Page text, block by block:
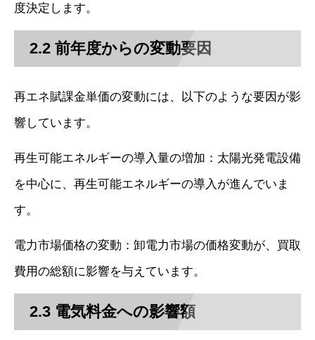
度決定します。
2.2 前年度からの変動要因
再エネ賦課金単価の変動には、以下のような要因が影
響しています。
再生可能エネルギーの導入量の増加：太陽光発電設備
を中心に、再生可能エネルギーの導入が進んでいま
す。
電力市場価格の変動：卸電力市場の価格変動が、買取
費用の総額に影響を与えています。
2.3 電気料金への影響額